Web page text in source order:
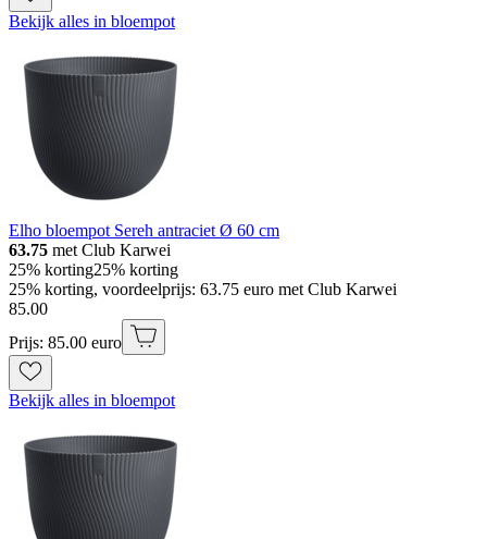
Bekijk alles in bloempot
Elho bloempot Sereh antraciet Ø 60 cm
63.75 met Club Karwei
25% korting25% korting
25% korting, voordeelprijs: 63.75 euro met Club Karwei
85.00
Prijs: 85.00 euro
Bekijk alles in bloempot